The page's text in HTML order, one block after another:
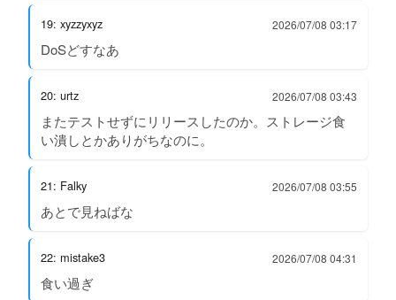
19: xyzzyxyz 2026/07/08 03:17
DoSどすなあ
20: urtz 2026/07/08 03:43
またテストせずにリリースしたのか。ストレージ食
い潰しとかありがちなのに。
21: Falky 2026/07/08 03:55
あとで見ねばな
22: mistake3 2026/07/08 04:31
食い過ぎ